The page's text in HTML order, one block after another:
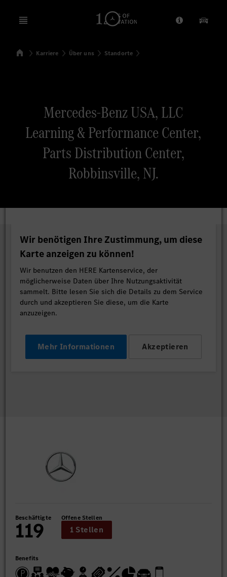
Open menu Anbieter/
SuchenStartseite
Karriere Über uns Standorte
Mercedes-Benz USA, LLC
Learning & Performance Center,
Parts Distribution Center,
Robbinsville, NJ.
Wir benötigen Ihre Zustimmung, um diese
Karte anzeigen zu können!
Wir benutzen den HERE Kartenservice, der
möglicherweise Daten über Ihre Nutzungsaktivität
sammelt. Bitte lesen Sie sich die Details zu dem Service
durch und akzeptieren Sie diese, um die Karte
anzuzeigen.
Mehr Informationen Akzeptieren
Beschäftigte
119 Offene Stellen
1 Stellen
Benefits